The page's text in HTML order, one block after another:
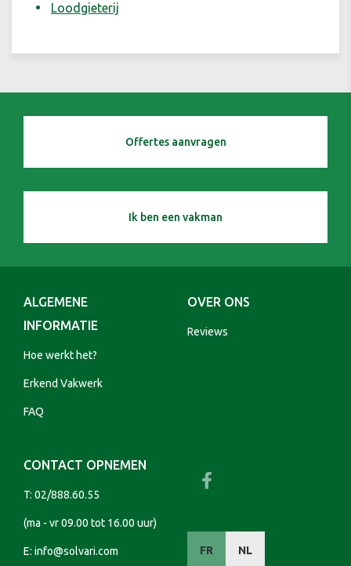
Loodgieterij
Offertes aanvragen
Ik ben een vakman
ALGEMENE
INFORMATIE
Hoe werkt het?
Erkend Vakwerk
FAQ
OVER ONS
Reviews
CONTACT OPNEMEN
T: 02/888.60.55
(ma - vr 09.00 tot 16.00 uur)
E: info@solvari.com FR NL